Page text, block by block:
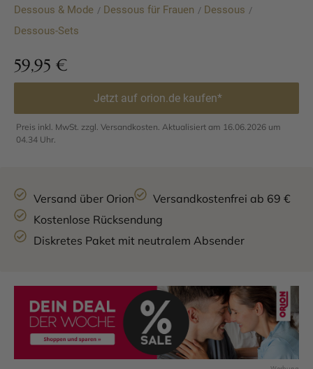
Dessous & Mode / Dessous für Frauen / Dessous /
Dessous-Sets
59,95 €
Jetzt auf orion.de kaufen*
Preis inkl. MwSt. zzgl. Versandkosten. Aktualisiert am 16.06.2026 um
04.34 Uhr.
Versand über Orion
Versandkostenfrei ab 69 €
Kostenlose Rücksendung
Diskretes Paket mit neutralem Absender